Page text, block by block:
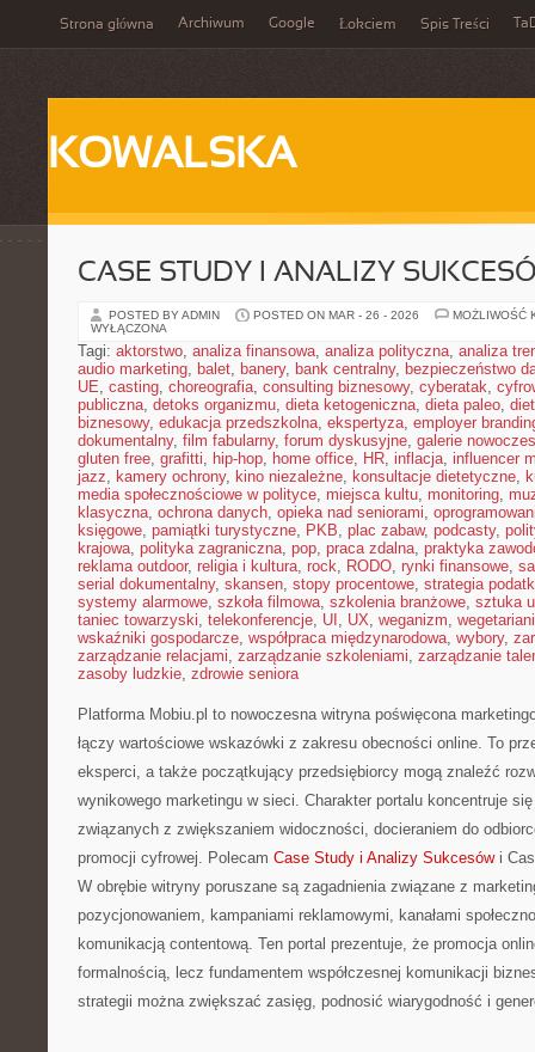
Strona główna Archiwum Google Łokciem Spis Treści
KOWALSKA
CASE STUDY I ANALIZY
POSTED BY ADMIN POSTED ON MAR - 26 - 2026
MOŻLIWOŚĆ
WYŁĄCZONA
Tagi: aktorstwo, analiza finansowa, analiza polityczna, analiza
audio marketing, balet, banery, bank centralny, bezpieczeństwo
UE, casting, choreografia, consulting biznesowy, cyberatak,
publiczna, detoks organizmu, dieta ketogeniczna, dieta paleo,
biznesowy, edukacja przedszkolna, ekspertyza, employer
dokumentalny, film fabularny, forum dyskusyjne, galerie
gluten free, grafitti, hip-hop, home office, HR, inflacja, influencer
jazz, kamery ochrony, kino niezależne, konsultacje dietetyczne,
media społecznościowe w polityce, miejsca kultu, monitoring,
klasyczna, ochrona danych, opieka nad seniorami,
księgowe, pamiątki turystyczne, PKB, plac zabaw, podcasty,
krajowa, polityka zagraniczna, pop, praca zdalna, praktyka
reklama outdoor, religia i kultura, rock, RODO, rynki finansowe,
serial dokumentalny, skansen, stopy procentowe, strategia
systemy alarmowe, szkoła filmowa, szkolenia branżowe, sztuka
taniec towarzyski, telekonferencje, UI , UX, weganizm,
wskaźniki gospodarcze, współpraca międzynarodowa, wybory,
zarządzanie relacjami, zarządzanie szkoleniami, zarządzanie
zasoby ludzkie, zdrowie seniora
Platforma Mobiu.pl to nowoczesna witryna poświęcona
łączy wartościowe wskazówki z zakresu obecności online. To
eksperci, a także początkujący przedsiębiorcy mogą znaleźć
wynikowego marketingu w sieci. Charakter portalu koncentruje
związanych z zwiększaniem widoczności, docieraniem do
promocji cyfrowej. Polecam Case Study i Analizy Sukcesówi
W obrębie witryny poruszane są zagadnienia związane z
pozycjonowaniem, kampaniami reklamowymi, kanałami
komunikacją contentową. Ten portal prezentuje, że promocja
formalnością, lecz fundamentem współczesnej komunikacji
strategii można zwiększać zasięg, podnosić wiarygodność i